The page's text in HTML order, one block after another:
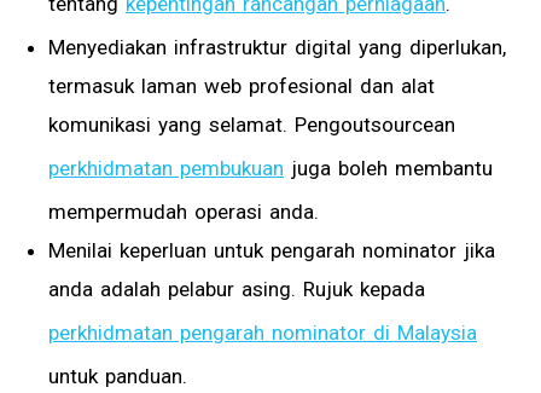
Menyediakan infrastruktur digital yang diperlukan,
termasuk laman web profesional dan alat
komunikasi yang selamat. Pengoutsourcean
perkhidmatan pembukuan juga boleh membantu
mempermudah operasi anda.
Menilai keperluan untuk pengarah nominator jika
anda adalah pelabur asing. Rujuk kepada
perkhidmatan pengarah nominator di Malaysia
untuk panduan.